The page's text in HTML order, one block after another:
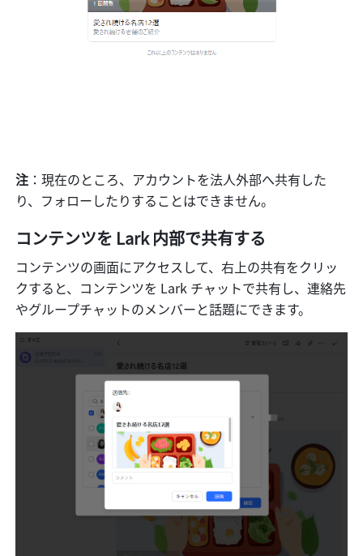
注 ：現在のところ、アカウントを法人外部へ共有した
り、フォローしたりすることはできません。
コンテンツを Lark 内部で共有する
コンテンツの画面にアクセスして、右上の共有をクリッ
クすると、コンテンツを Lark チャットで共有し、連絡先
やグループチャットのメンバーと話題にできます。